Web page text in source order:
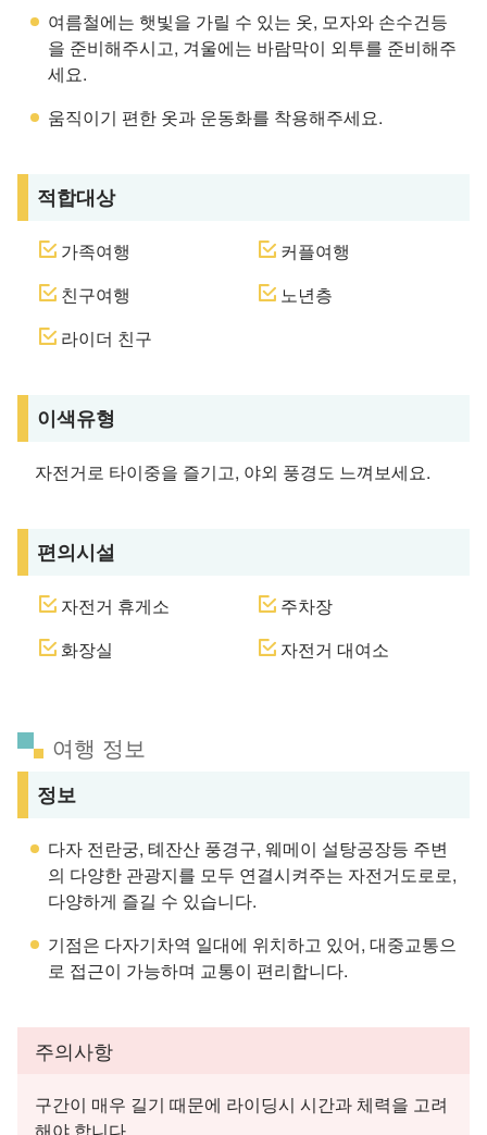
여름철에는 햇빛을 가릴 수 있는 옷, 모자와 손수건등
을 준비해주시고, 겨울에는 바람막이 외투를 준비해주
세요.
움직이기 편한 옷과 운동화를 착용해주세요.
적합대상
가족여행
커플여행
친구여행
노년층
라이더 친구
이색유형
자전거로 타이중을 즐기고, 야외 풍경도 느껴보세요.
편의시설
자전거 휴게소
주차장
화장실
자전거 대여소
여행 정보
정보
다자 전란궁, 톄잔산 풍경구, 웨메이 설탕공장등 주변
의 다양한 관광지를 모두 연결시켜주는 자전거도로로,
다양하게 즐길 수 있습니다.
기점은 다자기차역 일대에 위치하고 있어, 대중교통으
로 접근이 가능하며 교통이 편리합니다.
주의사항
구간이 매우 길기 때문에 라이딩시 시간과 체력을 고려